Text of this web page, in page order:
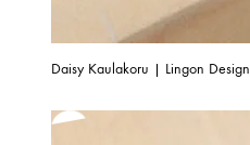
Daisy Kaulakoru | Lingon Design